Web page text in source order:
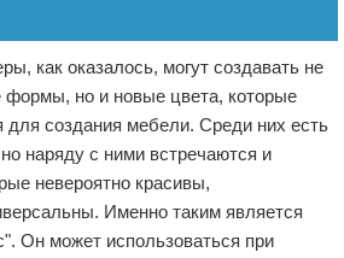
как оказалось, могут создавать не
формы, но и новые цвета, которые
для создания мебели. Среди них есть
наряду с ними встречаются и
невероятно красивы,
Именно таким является
Он может использоваться при